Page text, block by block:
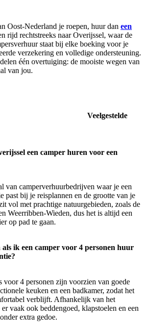
Oost-Nederland je roepen, huur dan een
rijd rechtstreeks naar Overijssel, waar de
staat bij elke boeking voor je
verzekering en volledige ondersteuning.
één overtuiging: de mooiste wegen van
van jou.
Veelgestelde
een camper huren voor een
van camperverhuurbedrijven waar je een
past bij je reisplannen en de grootte van je
vol met prachtige natuurgebieden, zoals de
Weerribben-Wieden, dus het is altijd een
op pad te gaan.
ik een camper voor 4 personen huur
voor 4 personen zijn voorzien van goede
keuken en een badkamer, zodat het
verblijft. Afhankelijk van het
vaak ook beddengoed, klapstoelen en een
extra gedoe.